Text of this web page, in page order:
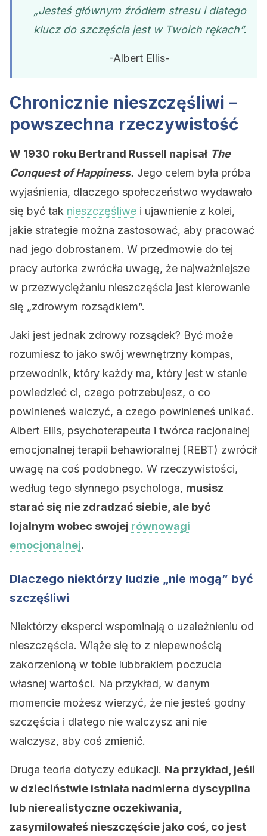
„Jesteś głównym źródłem stresu i dlatego
klucz do szczęścia jest w Twoich rękach”.
-Albert Ellis-
Chronicznie nieszczęśliwi –
powszechna rzeczywistość
W 1930 roku Bertrand Russell napisał The
Conquest of Happiness. Jego celem była próba
wyjaśnienia, dlaczego społeczeństwo wydawało
się być tak nieszczęśliwe i ujawnienie z kolei,
jakie strategie można zastosować, aby pracować
nad jego dobrostanem. W przedmowie do tej
pracy autorka zwróciła uwagę, że najważniejsze
w przezwyciężaniu nieszczęścia jest kierowanie
się „zdrowym rozsądkiem”.
Jaki jest jednak zdrowy rozsądek? Być może
rozumiesz to jako swój wewnętrzny kompas,
przewodnik, który każdy ma, który jest w stanie
powiedzieć ci, czego potrzebujesz, o co
powinieneś walczyć, a czego powinieneś unikać.
Albert Ellis, psychoterapeuta i twórca racjonalnej
emocjonalnej terapii behawioralnej (REBT) zwrócił
uwagę na coś podobnego. W rzeczywistości,
według tego słynnego psychologa, musisz
starać się nie zdradzać siebie, ale być
lojalnym wobec swojej równowagi
emocjonalnej.
Dlaczego niektórzy ludzie „nie mogą” być
szczęśliwi
Niektórzy eksperci wspominają o uzależnieniu od
nieszczęścia. Wiąże się to z niepewnością
zakorzenioną w tobie lubbrakiem poczucia
własnej wartości. Na przykład, w danym
momencie możesz wierzyć, że nie jesteś godny
szczęścia i dlatego nie walczysz ani nie
walczysz, aby coś zmienić.
Druga teoria dotyczy edukacji. Na przykład, jeśli
w dzieciństwie istniała nadmierna dyscyplina
lub nierealistyczne oczekiwania,
zasymilowałeś nieszczęście jako coś, co jest